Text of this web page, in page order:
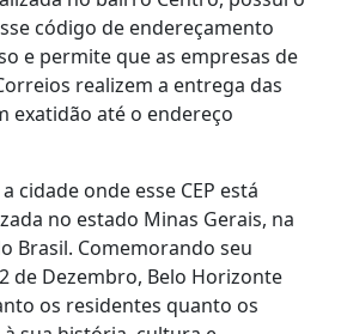
código de endereçamento
e permite que as empresas de
realizem a entrega das
exatidão até o endereço
cidade onde esse CEP está
no estado Minas Gerais, na
Brasil. Comemorando seu
de Dezembro, Belo Horizonte
os residentes quanto os